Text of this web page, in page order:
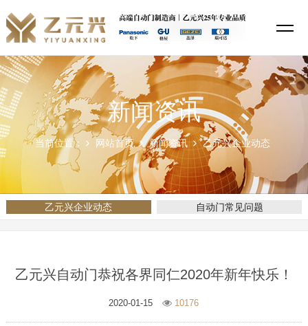
新闻资讯
当前位置： 网站首页 新闻资讯 乙元兴企业动态
乙元兴企业动态 自动门常见问题
乙元兴自动门恭祝各界同仁2020年新年快乐！
2020-01-15 10176